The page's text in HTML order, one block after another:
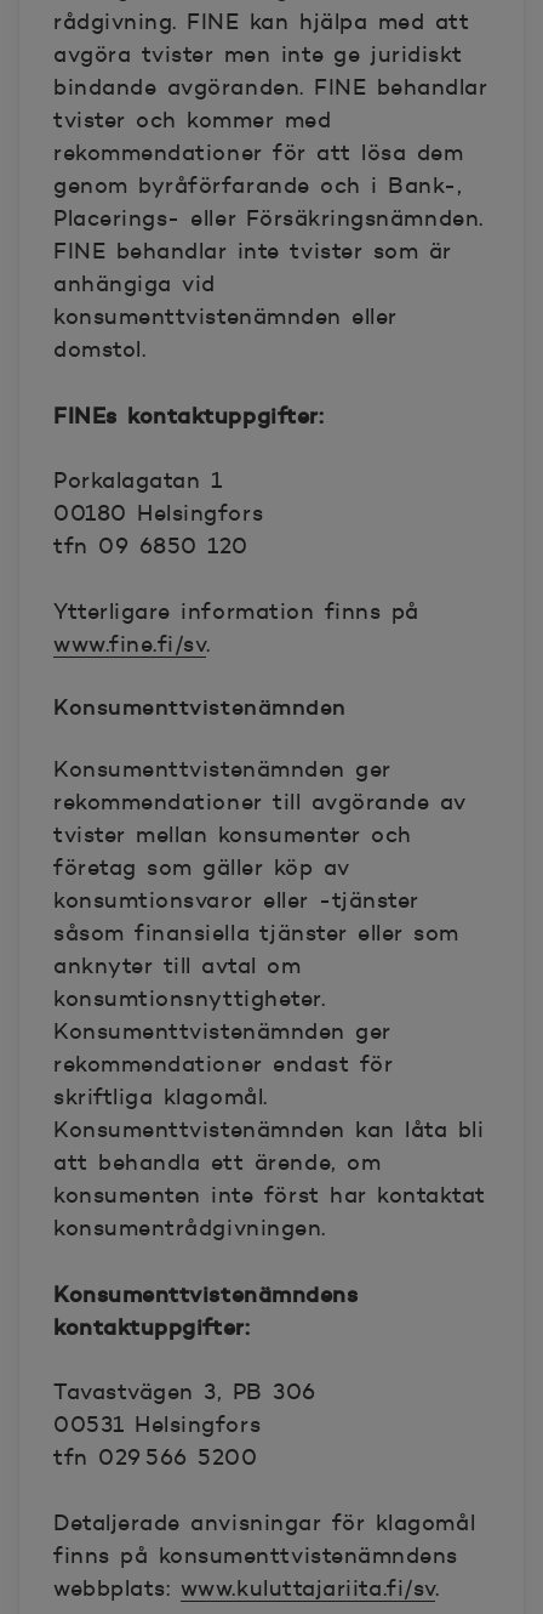
rådgivning. FINE kan hjälpa med att
avgöra tvister men inte ge juridiskt
bindande avgöranden. FINE behandlar
tvister och kommer med
rekommendationer för att lösa dem
genom byråförfarande och i Bank-,
Placerings- eller Försäkringsnämnden.
FINE behandlar inte tvister som är
anhängiga vid
konsumenttvistenämnden eller
domstol.
FINEs kontaktuppgifter:
Porkalagatan 1
00180 Helsingfors
tfn 09 6850 120
Ytterligare information finns på
www.fine.fi/sv.
Konsumenttvistenämnden
Konsumenttvistenämnden ger
rekommendationer till avgörande av
tvister mellan konsumenter och
företag som gäller köp av
konsumtionsvaror eller -tjänster
såsom finansiella tjänster eller som
anknyter till avtal om
konsumtionsnyttigheter.
Konsumenttvistenämnden ger
rekommendationer endast för
skriftliga klagomål.
Konsumenttvistenämnden kan låta bli
att behandla ett ärende, om
konsumenten inte först har kontaktat
konsumentrådgivningen.
Konsumenttvistenämndens
kontaktuppgifter:
Tavastvägen 3, PB 306
00531 Helsingfors
tfn 029 566 5200
Detaljerade anvisningar för klagomål
finns på konsumenttvistenämndens
webbplats: www.kuluttajariita.fi/sv.